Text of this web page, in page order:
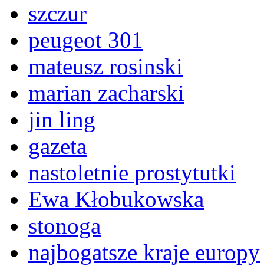
szczur
peugeot 301
mateusz rosinski
marian zacharski
jin ling
gazeta
nastoletnie prostytutki
Ewa Kłobukowska
stonoga
najbogatsze kraje europy